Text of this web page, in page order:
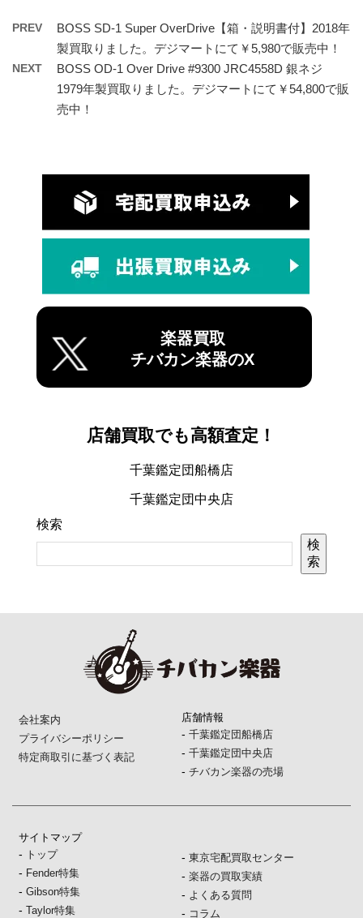
PREV
BOSS SD-1 Super OverDrive【箱・説明書付】2018年
製買取りました。デジマートにて￥5,980で販売中！
NEXT
BOSS OD-1 Over Drive #9300 JRC4558D 銀ネジ
1979年製買取りました。デジマートにて￥54,800で販
売中！
楽器買取
チバカン楽器のX
店舗買取でも高額査定！
千葉鑑定団船橋店
千葉鑑定団中央店
検索
検
索
会社案内
プライバシーポリシー
特定商取引に基づく表記
店舗情報
- 千葉鑑定団船橋店
- 千葉鑑定団中央店
- チバカン楽器の売場
サイトマップ
- トップ
- Fender特集
-Gibson特集
-Taylor特集
- 東京宅配買取センター
- 楽器の買取実績
- よくある質問
- コラム